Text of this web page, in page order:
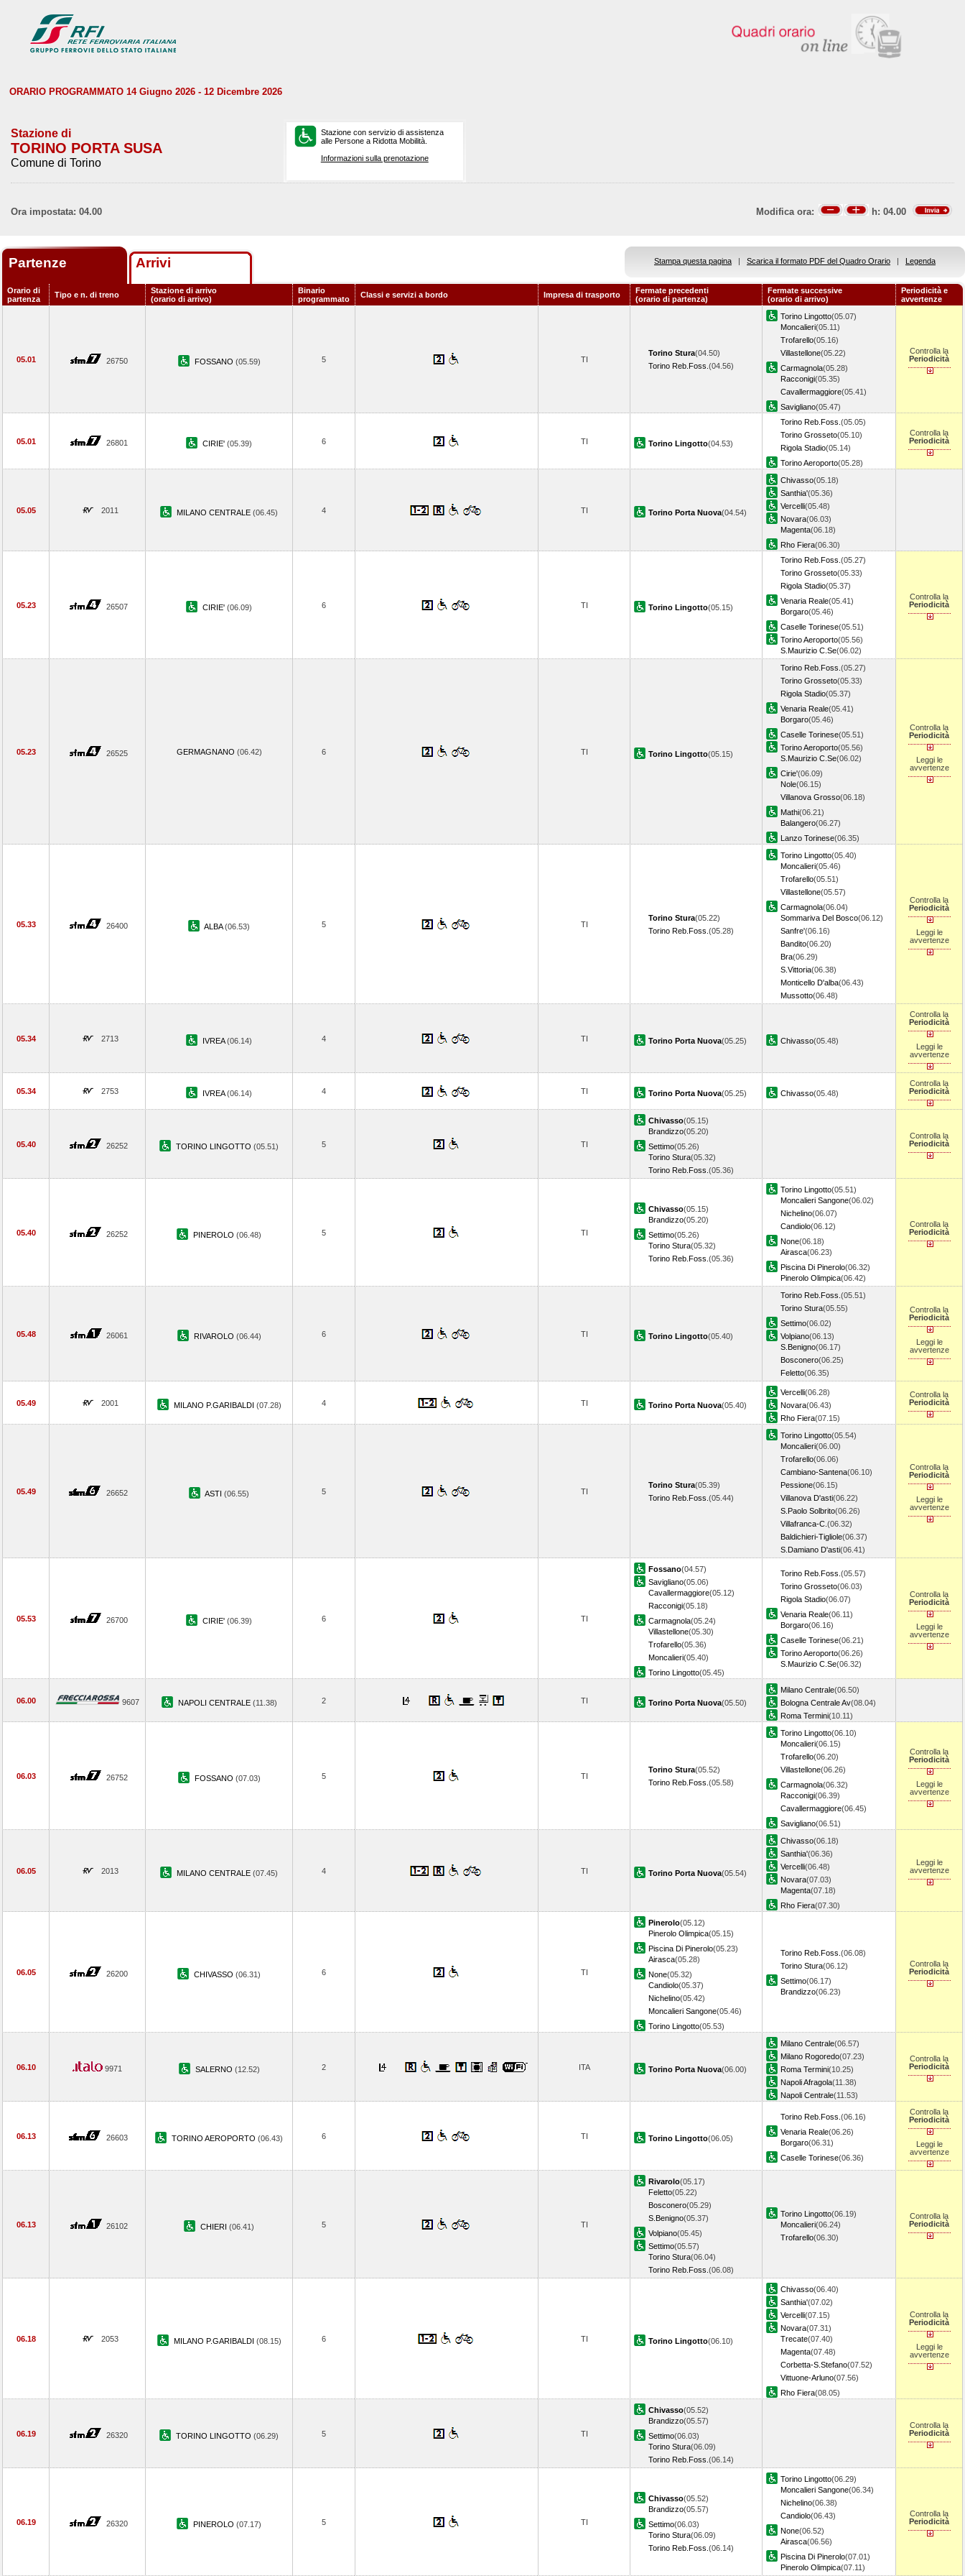
ORARIO PROGRAMMATO 14 Giugno 2026 - 12 Dicembre 2026
Stazione di
TORINO PORTA SUSA
Comune di Torino
Stazione con servizio di assistenza
alle Persone a Ridotta Mobilità.
Informazioni sulla prenotazione
Ora impostata: 04.00 Modifica ora: h: 04.00
Partenze Arrivi Stampa questa pagina | Scarica il formato PDF del Quadro Orario | Legenda
Orario di
partenza
Tipo e n. di treno
Stazione di arrivo
(orario di arrivo)
Binario
programmato
Classi e servizi a bordo Impresa di trasporto
Fermate precedenti
(orario di partenza)
Fermate successive
(orario di arrivo)
Periodicità e
avvertenze
05.01 26750 FOSSANO (05.59) 5 TI
Torino Stura(04.50)
Torino Reb.Foss. (04.56)
Torino Lingotto(05.07)
Moncalieri(05.11)
Trofarello(05.16)
Villastellone(05.22)
Carmagnola(05.28)
Racconigi(05.35)
Cavallermaggiore(05.41)
Savigliano(05.47)
Controlla la
Periodicità
05.01 26801 CIRIE' (05.39) 6 TI Torino Lingotto(04.53)
Torino Reb.Foss. (05.05)
Torino Grosseto(05.10)
Rigola Stadio(05.14)
Torino Aeroporto(05.28)
Controlla la
Periodicità
05.05 2011 MILANO CENTRALE (06.45) 4 TI Torino Porta Nuova(04.54)
Chivasso(05.18)
Santhia'(05.36)
Vercelli(05.48)
Novara(06.03)
Magenta(06.18)
Rho Fiera(06.30)
05.23 26507 CIRIE' (06.09) 6 TI Torino Lingotto(05.15)
Torino Reb.Foss. (05.27)
Torino Grosseto(05.33)
Rigola Stadio(05.37)
Venaria Reale(05.41)
Borgaro(05.46)
Caselle Torinese(05.51)
Torino Aeroporto(05.56)
S.Maurizio C.Se(06.02)
Controlla la
Periodicità
05.23 26525 GERMAGNANO (06.42) 6 TI Torino Lingotto(05.15)
Torino Reb.Foss. (05.27)
Torino Grosseto(05.33)
Rigola Stadio(05.37)
Venaria Reale(05.41)
Borgaro(05.46)
Caselle Torinese(05.51)
Torino Aeroporto(05.56)
S.Maurizio C.Se(06.02)
Cirie'(06.09)
Nole(06.15)
Villanova Grosso(06.18)
Mathi(06.21)
Balangero(06.27)
Lanzo Torinese(06.35)
Controlla la
Periodicità
Leggi le
avvertenze
05.33 26400 ALBA(06.53) 5 TI
Torino Stura(05.22)
Torino Reb.Foss. (05.28)
Torino Lingotto(05.40)
Moncalieri(05.46)
Trofarello(05.51)
Villastellone(05.57)
Carmagnola(06.04)
Sommariva Del Bosco(06.12)
Sanfre'(06.16)
Bandito(06.20)
Bra(06.29)
S.Vittoria(06.38)
Monticello D'alba(06.43)
Mussotto(06.48)
Controlla la
Periodicità
Leggi le
avvertenze
05.34 2713 IVREA(06.14) 4 TI Torino Porta Nuova(05.25) Chivasso(05.48)
Controlla la
Periodicità
Leggi le
avvertenze
05.34 2753 IVREA(06.14) 4 TI Torino Porta Nuova(05.25) Chivasso(05.48)
Controlla la
Periodicità
05.40 26252 TORINO LINGOTTO (05.51) 5 TI
Chivasso(05.15)
Brandizzo(05.20)
Settimo(05.26)
Torino Stura(05.32)
Torino Reb.Foss. (05.36)
Controlla la
Periodicità
05.40 26252 PINEROLO (06.48) 5 TI
Chivasso(05.15)
Brandizzo(05.20)
Settimo(05.26)
Torino Stura(05.32)
Torino Reb.Foss. (05.36)
Torino Lingotto(05.51)
Moncalieri Sangone(06.02)
Nichelino(06.07)
Candiolo(06.12)
None(06.18)
Airasca(06.23)
Piscina Di Pinerolo(06.32)
Pinerolo Olimpica(06.42)
Controlla la
Periodicità
05.48 26061 RIVAROLO (06.44) 6 TI Torino Lingotto(05.40)
Torino Reb.Foss. (05.51)
Torino Stura(05.55)
Settimo(06.02)
Volpiano(06.13)
S.Benigno(06.17)
Bosconero(06.25)
Feletto(06.35)
Controlla la
Periodicità
Leggi le
avvertenze
05.49 2001 MILANO P.GARIBALDI (07.28) 4 TI Torino Porta Nuova(05.40)
Vercelli(06.28)
Novara(06.43)
Rho Fiera(07.15)
Controlla la
Periodicità
05.49 26652 ASTI (06.55) 5 TI
Torino Stura(05.39)
Torino Reb.Foss. (05.44)
Torino Lingotto(05.54)
Moncalieri(06.00)
Trofarello(06.06)
Cambiano-Santena(06.10)
Pessione(06.15)
Villanova D'asti(06.22)
S.Paolo Solbrito(06.26)
Villafranca-C. (06.32)
Baldichieri-Tigliole(06.37)
S.Damiano D'asti(06.41)
Controlla la
Periodicità
Leggi le
avvertenze
05.53 26700 CIRIE' (06.39) 6 TI
Fossano(04.57)
Savigliano(05.06)
Cavallermaggiore(05.12)
Racconigi(05.18)
Carmagnola(05.24)
Villastellone(05.30)
Trofarello(05.36)
Moncalieri(05.40)
Torino Lingotto(05.45)
Torino Reb.Foss. (05.57)
Torino Grosseto(06.03)
Rigola Stadio(06.07)
Venaria Reale(06.11)
Borgaro(06.16)
Caselle Torinese(06.21)
Torino Aeroporto(06.26)
S.Maurizio C.Se(06.32)
Controlla la
Periodicità
Leggi le
avvertenze
06.00 9607 NAPOLI CENTRALE (11.38) 2 TI Torino Porta Nuova(05.50)
Milano Centrale(06.50)
Bologna Centrale Av(08.04)
Roma Termini(10.11)
06.03 26752 FOSSANO (07.03) 5 TI
Torino Stura(05.52)
Torino Reb.Foss. (05.58)
Torino Lingotto(06.10)
Moncalieri(06.15)
Trofarello(06.20)
Villastellone(06.26)
Carmagnola(06.32)
Racconigi(06.39)
Cavallermaggiore(06.45)
Savigliano(06.51)
Controlla la
Periodicità
Leggi le
avvertenze
06.05 2013 MILANO CENTRALE (07.45) 4 TI Torino Porta Nuova(05.54)
Chivasso(06.18)
Santhia'(06.36)
Vercelli(06.48)
Novara(07.03)
Magenta(07.18)
Rho Fiera(07.30)
Leggi le
avvertenze
06.05 26200 CHIVASSO (06.31) 6 TI
Pinerolo(05.12)
Pinerolo Olimpica(05.15)
Piscina Di Pinerolo(05.23)
Airasca(05.28)
None(05.32)
Candiolo(05.37)
Nichelino(05.42)
Moncalieri Sangone(05.46)
Torino Lingotto(05.53)
Torino Reb.Foss. (06.08)
Torino Stura(06.12)
Settimo(06.17)
Brandizzo(06.23)
Controlla la
Periodicità
06.10 9971 SALERNO (12.52) 2 ITA Torino Porta Nuova(06.00)
Milano Centrale(06.57)
Milano Rogoredo(07.23)
Roma Termini(10.25)
Napoli Afragola(11.38)
Napoli Centrale(11.53)
Controlla la
Periodicità
06.13 26603 TORINO AEROPORTO (06.43) 6 TI Torino Lingotto(06.05)
Torino Reb.Foss. (06.16)
Venaria Reale(06.26)
Borgaro(06.31)
Caselle Torinese(06.36)
Controlla la
Periodicità
Leggi le
avvertenze
06.13 26102 CHIERI (06.41) 5 TI
Rivarolo(05.17)
Feletto(05.22)
Bosconero(05.29)
S.Benigno(05.37)
Volpiano(05.45)
Settimo(05.57)
Torino Stura(06.04)
Torino Reb.Foss. (06.08)
Torino Lingotto(06.19)
Moncalieri(06.24)
Trofarello(06.30)
Controlla la
Periodicità
06.18 2053 MILANO P.GARIBALDI (08.15) 6 TI Torino Lingotto(06.10)
Chivasso(06.40)
Santhia'(07.02)
Vercelli(07.15)
Novara(07.31)
Trecate(07.40)
Magenta(07.48)
Corbetta-S.Stefano(07.52)
Vittuone-Arluno(07.56)
Rho Fiera(08.05)
Controlla la
Periodicità
Leggi le
avvertenze
06.19 26320 TORINO LINGOTTO (06.29) 5 TI
Chivasso(05.52)
Brandizzo(05.57)
Settimo(06.03)
Torino Stura(06.09)
Torino Reb.Foss. (06.14)
Controlla la
Periodicità
06.19 26320 PINEROLO (07.17) 5 TI
Chivasso(05.52)
Brandizzo(05.57)
Settimo(06.03)
Torino Stura(06.09)
Torino Reb.Foss. (06.14)
Torino Lingotto(06.29)
Moncalieri Sangone(06.34)
Nichelino(06.38)
Candiolo(06.43)
None(06.52)
Airasca(06.56)
Piscina Di Pinerolo(07.01)
Pinerolo Olimpica(07.11)
Controlla la
Periodicità